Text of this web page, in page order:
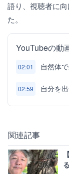
語り、視聴者に
た。
YouTubeの動
02:01 自然体
02:59 自分を
関連記事